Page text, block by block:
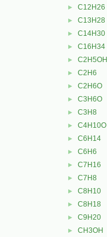
► C12H26
► C13H28
► C14H30
► C16H34
► C2H5OH
► C2H6
► C2H6O
► C3H6O
► C3H8
► C4H10O
► C6H14
► C6H6
► C7H16
► C7H8
► C8H10
► C8H18
► C9H20
► CH3OH